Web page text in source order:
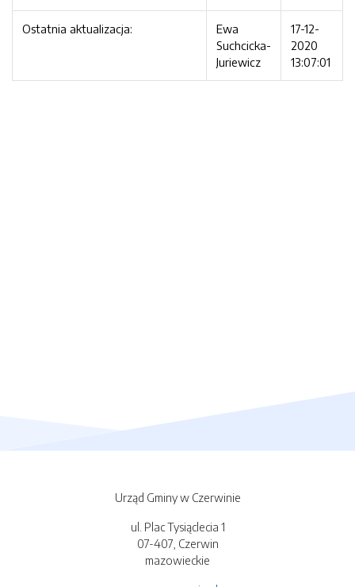
Ostatnia aktualizacja:
Ewa
Suchcicka-
Juriewicz
17-12-
2020
13:07:01
Urząd Gminy w Czerwinie
ul. Plac Tysiąclecia 1
07-407, Czerwin
mazowieckie